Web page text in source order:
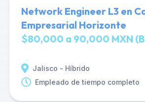
Network Engineer L3 en
Empresarial Horizonte
$80,000 a 90,000 MXN
Jalisco - Híbrido
Empleado de tiempo completo